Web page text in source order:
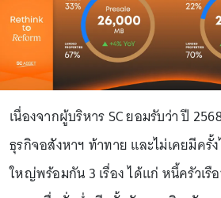
เนื่องจากผู้บริหาร SC ยอมรับว่า ปี
ธุรกิจอสังหาฯ ท้าทาย และไม่เคยมีครั้
ใหญ่พร้อมกัน 3 เรื่อง ได้แก่ หนี้ครัวเ